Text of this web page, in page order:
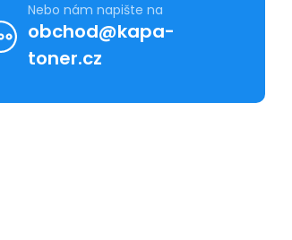
Nebo nám napište na
obchod@kapa-
toner.cz